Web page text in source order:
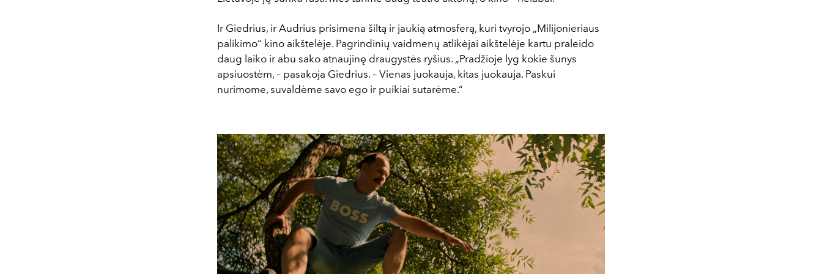
Ir Giedrius, ir Audrius prisimena šiltą ir jaukią atmosferą, kuri tvyrojo „Milijonieriaus
palikimo“ kino aikštelėje. Pagrindinių vaidmenų atlikėjai aikštelėje kartu praleido
daug laiko ir abu sako atnaujinę draugystės ryšius. „Pradžioje lyg kokie šunys
apsiuostėm, – pasakoja Giedrius. – Vienas juokauja, kitas juokauja. Paskui
nurimome, suvaldėme savo ego ir puikiai sutarėme.“